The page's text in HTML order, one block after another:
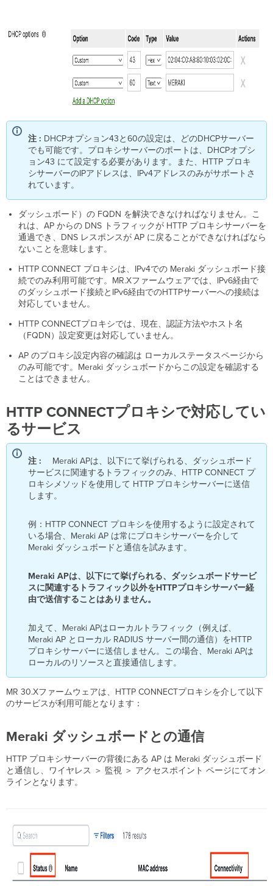
注 : DHCPオプション43と60の設定は、どのDHCPサーバー
でも可能です。プロキシサーバーのポートは、DHCPオプシ
ョン43 にて設定する必要があります。また、HTTP プロキ
シサーバーのIPアドレスは、IPv4アドレスのみがサポートさ
れています。
ダッシュボード）の FQDN を解決できなければなりません。こ
れは、AP からの DNS トラフィックが HTTP プロキシサーバーを
通過でき、DNS レスポンスが AP に戻ることができなければなら
ないことを意味します。
HTTP CONNECT プロキシは、IPv4での Meraki ダッシュボード接
続でのみ利用可能です。MR.Xファームウェアでは、IPv6経由で
のダッシュボード接続とIPv6経由でのHTTPサーバーへの接続は
対応していません。
HTTP CONNECTプロキシでは、現在、認証方法やホスト名
（FQDN）設定変更は対応していません。
AP のプロキシ設定内容の確認は ローカルステータスページから
のみ可能です。Meraki ダッシュボードからこの設定を確認する
ことはできません。
HTTP CONNECTプロキシで対応してい
るサービス
注 :
Meraki APは、以下にて挙げられる、ダッシュボード
サービスに関連するトラフィックのみ、HTTP CONNECT プ
ロキシメソッドを使用して HTTP プロキシサーバーに送信
します。
例：HTTP CONNECT プロキシを使用するように設定されて
いる場合、Meraki AP は常にプロキシサーバーを介して
Meraki ダッシュボードと通信を試みます。
Meraki APは、以下にて挙げられる、ダッシュボードサービ
スに関連するトラフィック以外をHTTPプロキシサーバー経
由で送信することはありません。
加えて、Meraki APはローカルトラフィック（例えば、
Meraki AP とローカル RADIUS サーバー間の通信）をHTTP
プロキシサーバーに送信しません。この場合、Meraki APは
ローカルのリソースと直接通信します。
MR 30.Xファームウェアは、HTTP CONNECTプロキシを介して以下
のサービスが利用可能となります：
Meraki ダッシュボードとの通信
HTTP プロキシサーバーの背後にある AP は Meraki ダッシュボード
と通信し、ワイヤレス ＞ 監視 ＞ アクセスポイント ページにてオン
ラインとなります。